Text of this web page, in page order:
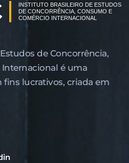
de Concor­rência,
é uma
fins lucrativos, criada em